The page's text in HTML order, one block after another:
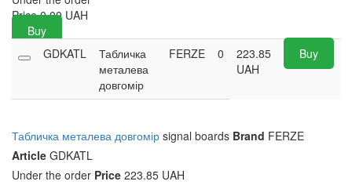
Price 0.00 UAH
Buy
GDKATL
Табличка
металева
довгомір
FERZE 0
223.85
UAH
Buy
Табличка металева довгомір signal boards Brand FERZE
Article GDKATL
Under the order Price 223.85 UAH